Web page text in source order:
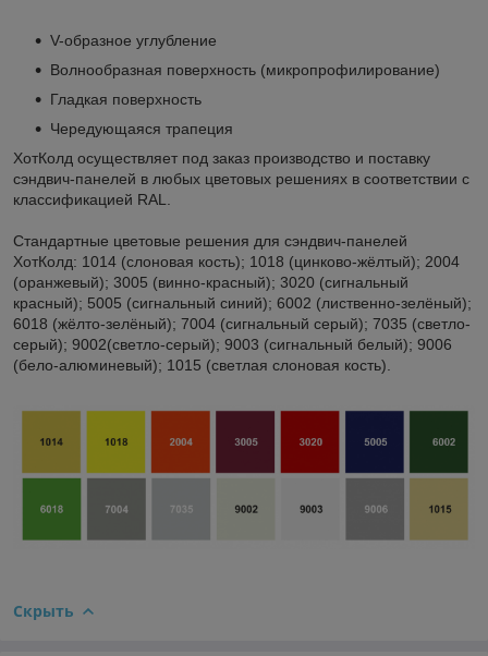
V-образное углубление
Волнообразная поверхность (микропрофилирование)
Гладкая поверхность
Чередующаяся трапеция
ХотКолд осуществляет под заказ производство и поставку
сэндвич-панелей в любых цветовых решениях в соответствии с
классификацией RAL.
Стандартные цветовые решения для сэндвич-панелей
ХотКолд: 1014 (слоновая кость); 1018 (цинково-жёлтый); 2004
(оранжевый); 3005 (винно-красный); 3020 (сигнальный
красный); 5005 (сигнальный синий); 6002 (лиственно-зелёный);
6018 (жёлто-зелёный); 7004 (сигнальный серый); 7035 (светло-
серый); 9002(светло-серый); 9003 (сигнальный белый); 9006
(бело-алюминевый); 1015 (светлая слоновая кость).
Скрыть